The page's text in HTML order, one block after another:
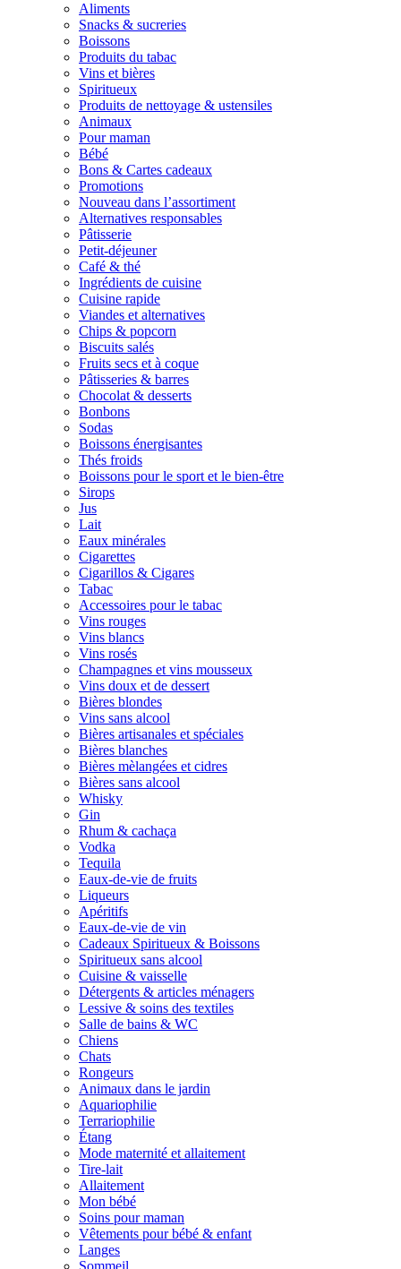
Aliments
Snacks & sucreries
Boissons
Produits du tabac
Vins et bières
Spiritueux
Produits de nettoyage & ustensiles
Animaux
Pour maman
Bébé
Bons & Cartes cadeaux
Promotions
Nouveau dans l’assortiment
Alternatives responsables
Pâtisserie
Petit-déjeuner
Café & thé
Ingrédients de cuisine
Cuisine rapide
Viandes et alternatives
Chips & popcorn
Biscuits salés
Fruits secs et à coque
Pâtisseries & barres
Chocolat & desserts
Bonbons
Sodas
Boissons énergisantes
Thés froids
Boissons pour le sport et le bien-être
Sirops
Jus
Lait
Eaux minérales
Cigarettes
Cigarillos & Cigares
Tabac
Accessoires pour le tabac
Vins rouges
Vins blancs
Vins rosés
Champagnes et vins mousseux
Vins doux et de dessert
Bières blondes
Vins sans alcool
Bières artisanales et spéciales
Bières blanches
Bières mèlangées et cidres
Bières sans alcool
Whisky
Gin
Rhum & cachaça
Vodka
Tequila
Eaux-de-vie de fruits
Liqueurs
Apéritifs
Eaux-de-vie de vin
Cadeaux Spiritueux & Boissons
Spiritueux sans alcool
Cuisine & vaisselle
Détergents & articles ménagers
Lessive & soins des textiles
Salle de bains & WC
Chiens
Chats
Rongeurs
Animaux dans le jardin
Aquariophilie
Terrariophilie
Étang
Mode maternité et allaitement
Tire-lait
Allaitement
Mon bébé
Soins pour maman
Vêtements pour bébé & enfant
Langes
Sommeil